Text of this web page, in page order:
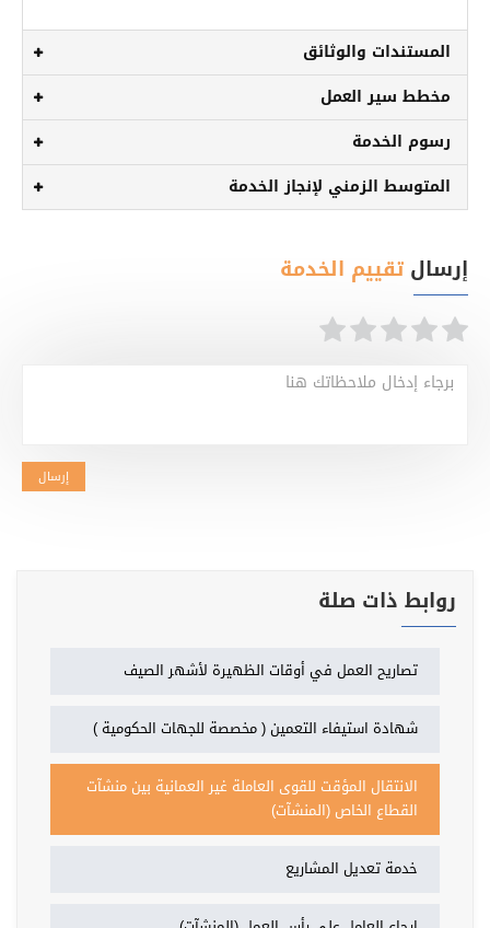
المستندات والوثائق
مخطط سير العمل
رسوم الخدمة
المتوسط الزمني لإنجاز الخدمة
إرسال تقييم الخدمة
برجاء إدخال ملاحظاتك هنا
إرسال
روابط ذات صلة
تصاريح العمل في أوقات الظهيرة لأشهر الصيف
شهادة استيفاء التعمين ( مخصصة للجهات الحكومية )
الانتقال المؤقت للقوى العاملة غير العمانية بين منشآت
القطاع الخاص (المنشآت)
خدمة تعديل المشاريع